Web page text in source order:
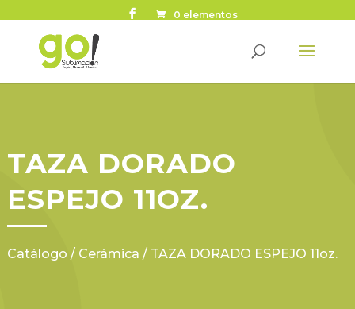
0 elementos
TAZA DORADO
ESPEJO 11OZ.
Catálogo / Cerámica / TAZA DORADO ESPEJO 11oz.